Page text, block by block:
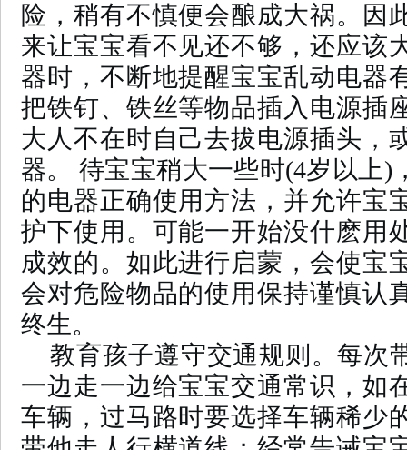
险，稍有不慎便会酿成大祸。因
来让宝宝看不见还不够，还应该
器时，不断地提醒宝宝乱动电器
把铁钉、铁丝等物品插入电源插
大人不在时自己去拔电源插头，
器。 待宝宝稍大一些时(4岁以上)
的电器正确使用方法，并允许宝
护下使用。可能一开始没什麽用
成效的。如此进行启蒙，会使宝
会对危险物品的使用保持谨慎认
终生。
教育孩子遵守交通规则。每次
一边走一边给宝宝交通常识，如
车辆，过马路时要选择车辆稀少